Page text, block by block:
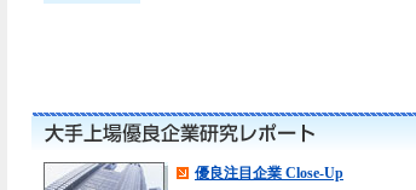
優良注目企業 Close-Up